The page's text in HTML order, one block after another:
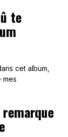
te
cet album,
mes
remarque